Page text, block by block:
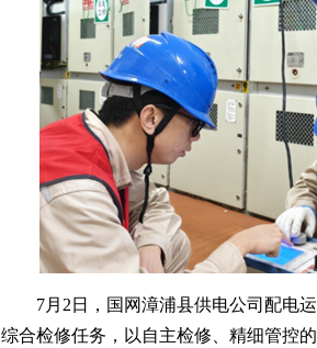
7月2日，国网漳浦县供电公司配电
综合检修任务，以自主检修、精细管控